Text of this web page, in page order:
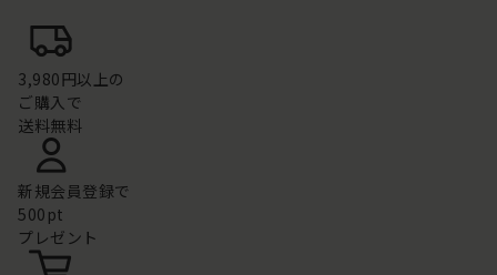
3,980円以上の
ご購入で
送料無料
新規会員登録で
500pt
プレゼント